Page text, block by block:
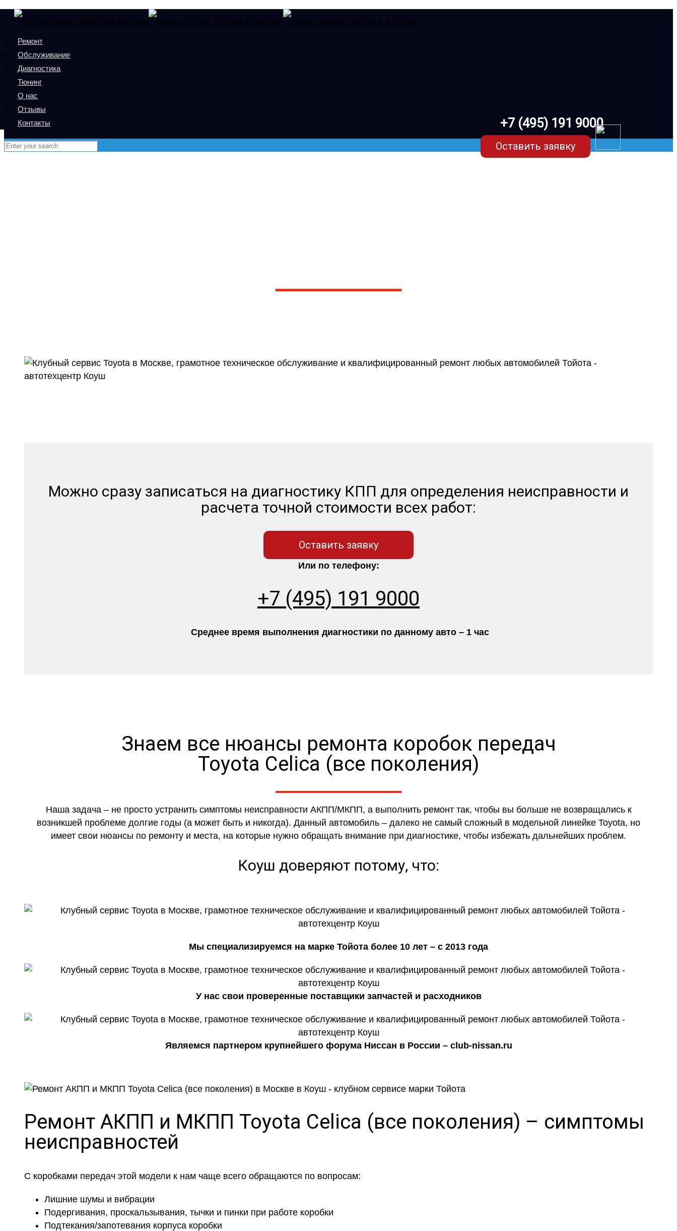
Ремонт
Обслуживание
Диагностика
Тюнинг
О нас
Отзывы
Контакты
+7 (495) 191 9000
Оставить заявку
Можно сразу записаться на диагностику КПП для определения неисправности и
расчета точной стоимости всех работ:
Оставить заявку
Или по телефону:
+7 (495) 191 9000
Среднее время выполнения диагностики по данному авто – 1 час
Знаем все нюансы ремонта коробок передач
Toyota Celica (все поколения)
Наша задача – не просто устранить симптомы неисправности АКПП/МКПП, а выполнить ремонт так, чтобы вы больше не возвращались к
возникшей проблеме долгие годы (а может быть и никогда). Данный автомобиль – далеко не самый сложный в модельной линейке Toyota, но
имеет свои нюансы по ремонту и места, на которые нужно обращать внимание при диагностике, чтобы избежать дальнейших проблем.
Коуш доверяют потому, что:
Мы специализируемся на марке Тойота более 10 лет – с 2013 года
У нас свои проверенные поставщики запчастей и расходников
Являемся партнером крупнейшего форума Ниссан в России – club-nissan.ru
Ремонт АКПП и МКПП Toyota Celica (все поколения) – симптомы
неисправностей
С коробками передач этой модели к нам чаще всего обращаются по вопросам:
Лишние шумы и вибрации
Подергивания, проскальзывания, тычки и пинки при работе коробки
Подтекания/запотевания корпуса коробки